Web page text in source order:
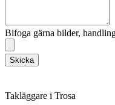
Bifoga gärna bilder,
Skicka
Takläggare i Trosa